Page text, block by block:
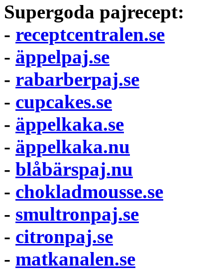
Supergoda pajrecept:
- receptcentralen.se
- äppelpaj.se
- rabarberpaj.se
- cupcakes.se
- äppelkaka.se
- äppelkaka.nu
- blåbärspaj.nu
- chokladmousse.se
- smultronpaj.se
- citronpaj.se
- matkanalen.se